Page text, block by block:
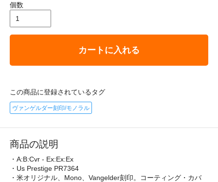
個数
カートに入れる
この商品に登録されているタグ
ヴァンゲルダー刻印/モノラル
商品の説明
・A:B:Cvr - Ex:Ex:Ex
・Us Prestige PR7364
・米オリジナル、Mono、Vangelder刻印。コーティング・カバ